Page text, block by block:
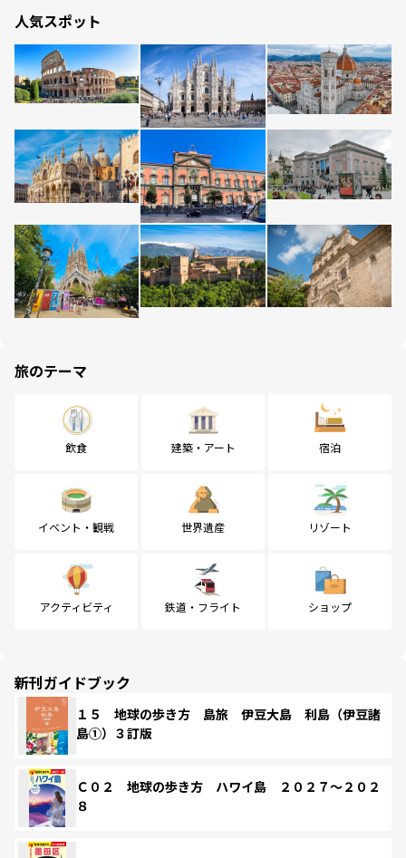
人気スポット
旅のテーマ
飲食 建築・アート 宿泊
イベント・観戦 世界遺産 リゾート
アクティビティ 鉄道・フライト ショップ
新刊ガイドブック
１５ 地球の歩き方 島旅 伊豆大島 利島（伊豆諸
島①）３訂版
Ｃ０２ 地球の歩き方 ハワイ島 ２０２７～２０２
８